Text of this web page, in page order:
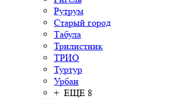
Рутрум
Старый город
Табула
Трилистник
ТРИО
Туртур
Урбан
+ ЕЩЕ 8